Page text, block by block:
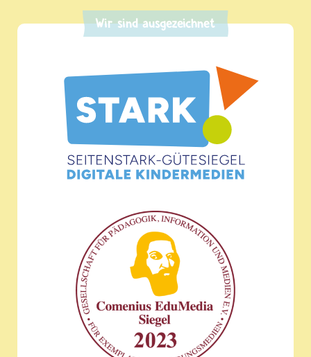
Wir sind ausgezeichnet